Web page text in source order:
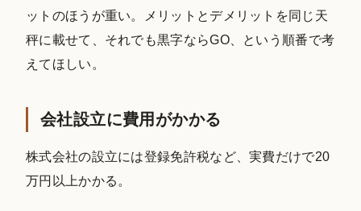
ットのほうが重い。メリットとデメリットを同じ天
秤に載せて、それでも黒字ならGO、という順番で考
えてほしい。
会社設立に費用がかかる
株式会社の設立には登録免許税など、実費だけで20
万円以上かかる。